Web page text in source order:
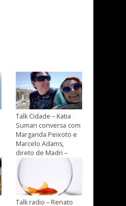
Talk Cidade – Katia
Suman conversa com
Margarida Peixoto e
Marcelo Adams,
direto de Madri –
21.07.17
Talk radio – Renato